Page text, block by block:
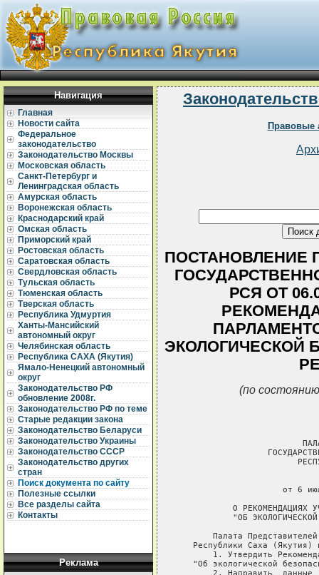
Навигация
Главная
Новости сайта
Федеральное
законодательство
Законодательство Москвы
Московская область
Санкт-Петербург и
Ленинградская область
Амурская область
Воронежская область
Краснодарский край
Омская область
Приморский край
Ростовская область
Саратовская область
Свердловская область
Тульская область
Тюменская область
Тверская область
Республика Удмуртия
Ханты-Мансийский
автономный округ
Челябинская область
Республика САХА (Якутия)
Ямало-Ненецкий автономный
округ
Законодательство РФ
обновление 2008г.
Законодательство РФ по теме
Старые редакции закона
Законодательство Беларуси
Законодательство Украины
Законодательство СССР
Законодательство других
стран
Поиск документа по сайту
Полезные ссылки
Все разделы сайта
Контакты
Реклама
Правовые
ПОСТАНОВЛЕНИЕ
РСЯ ОТ
ЭКОЛОГИЧЕСКОЙ
(по